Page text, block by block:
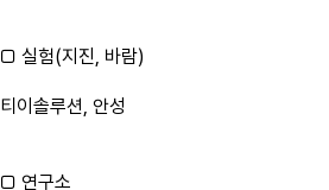
□ 실험(지진, 바람)
티이솔루션, 안성
□ 연구소